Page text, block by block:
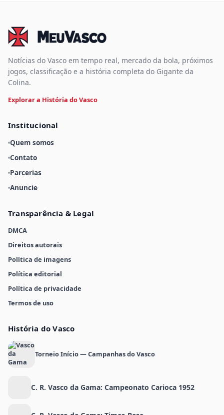
Notícias do Vasco em tempo real, mercado da bola, próximos
jogos, classificação e a história completa do Gigante da
Colina.
Explorar a História do Vasco
Institucional
Quem somos
Contato
Parcerias
Anuncie
Transparência & Legal
DMCA
Direitos autorais
Política de imagens
Política editorial
Política de privacidade
Termos de uso
História do Vasco
Torneio Início — Campanhas do Vasco
C. R. Vasco da Gama: Campeonato Carioca 1952